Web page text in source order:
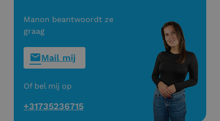
Manon beantwoordt ze
graag
Mail mij
Of bel mij op
+31735236715